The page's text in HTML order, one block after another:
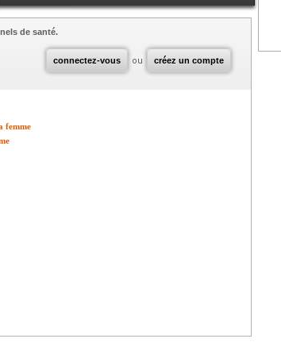
connectez-vous ou créez un compte
de santé.
femme